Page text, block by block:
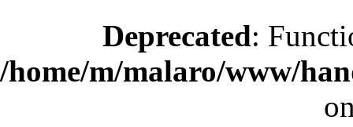
Deprecated:
/home/m/malaro/www/